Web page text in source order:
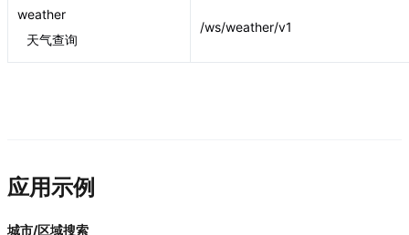
weather
天气查询
/ws/weather/v1
应用示例
城市/区域搜索